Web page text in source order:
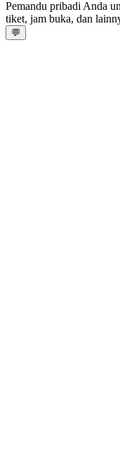
Pemandu pribadi Anda
tiket, jam buka, dan
💬